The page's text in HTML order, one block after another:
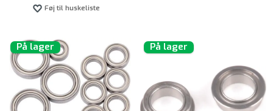
Føj til huskeliste
På lager På lager